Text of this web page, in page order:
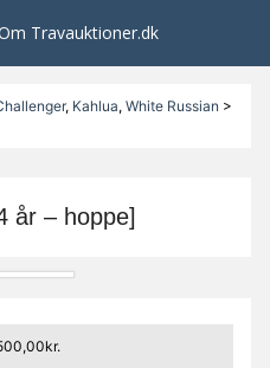
Travauktioner.dk
, Kahlua, White Russian >
år – hoppe]